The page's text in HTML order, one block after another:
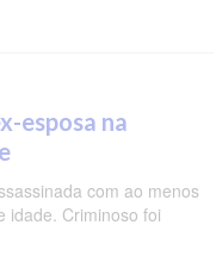
esposa na
com ao menos
idade. Criminoso foi